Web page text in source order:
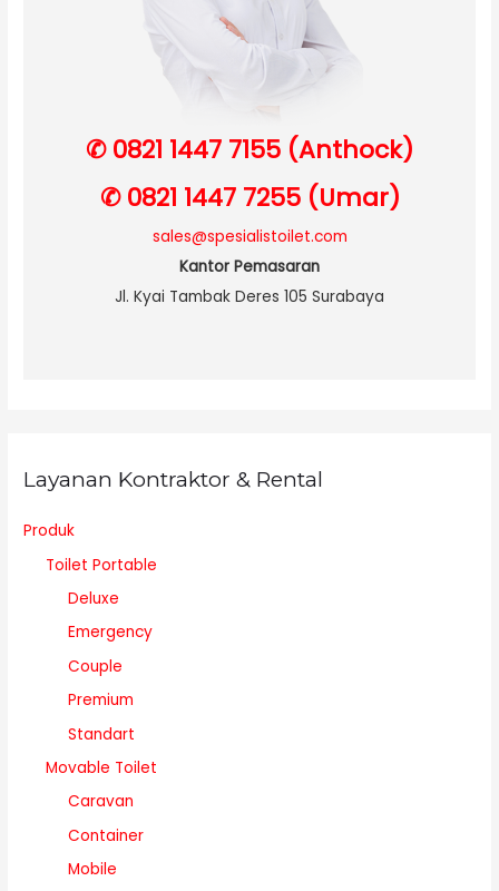
✆ 0821 1447 7155 (Anthock)
✆ 0821 1447 7255 (Umar)
sales@spesialistoilet.com
Kantor Pemasaran
Jl. Kyai Tambak Deres 105 Surabaya
Layanan Kontraktor & Rental
Produk
Toilet Portable
Deluxe
Emergency
Couple
Premium
Standart
Movable Toilet
Caravan
Container
Mobile